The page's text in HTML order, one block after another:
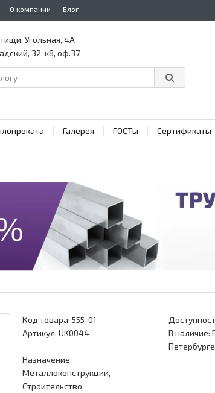
О компании Блог
Угольная, 4А
32, к8, оф.37
Галерея ГОСТы Сертификаты
Код товара:555-01
Артикул: UK0044
В наличие:
Назначение:
Металлоконструкции,
Строительство